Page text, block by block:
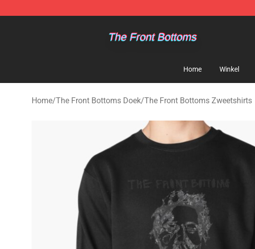
Home Winkel
Home/The Front Bottoms Doek/The Front Bottoms Zweetshirts